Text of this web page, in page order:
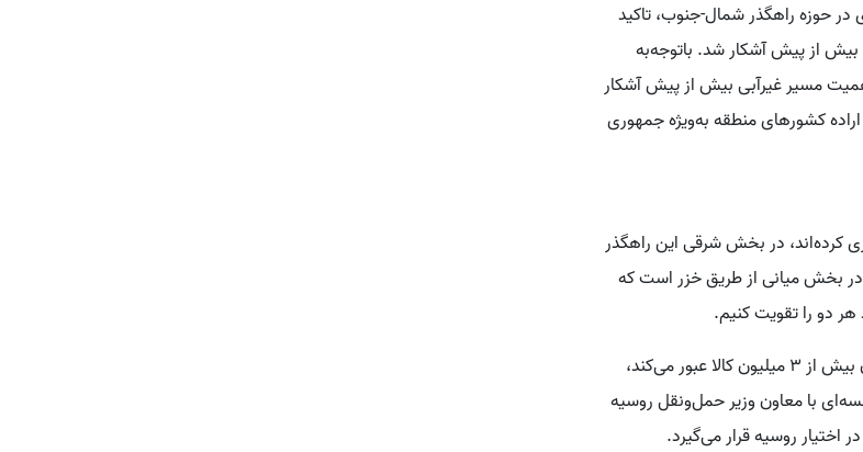
در حوزه راهگذر شمال-جنوب، تاکید
از پیش آشکار شد. باتوجه‌به
اهمیت مسیر غیرآبی بیش از پیش آشکار
کشورهای منطقه به‌ویژه جمهوری
کرده‌اند، در بخش شرقی این راهگذر
تن ظرفیت وجود دارد. در بخش میانی از طریق خزر است که
جلالی با بیان اینکه از بخش غربی راهگذر شمال-جنوب از جمهوری آذربایجان بیش از ۳ میلیون کالا عبور می‌کند،
با معاون وزیر حمل‌ونقل روسیه